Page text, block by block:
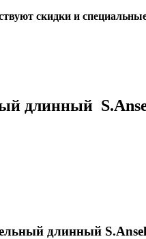
скидки и
длинный
длинный